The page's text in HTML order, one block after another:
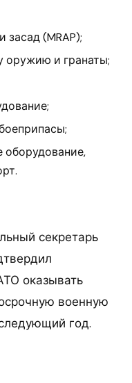
(MRAP);
оружию и гранаты;
оборудование,
секретарь
оказывать
военную
год.